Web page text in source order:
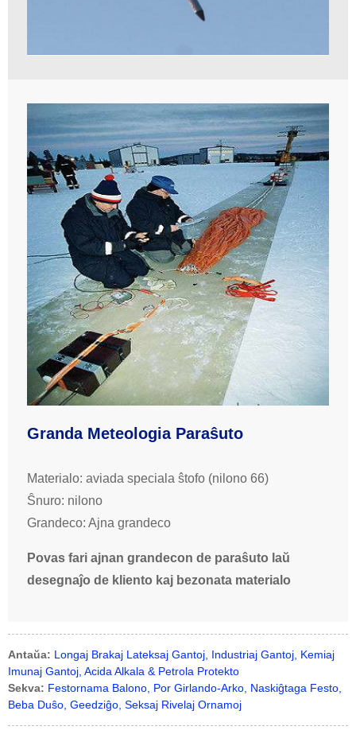
Granda Meteologia Paraŝuto
Materialo: aviada speciala ŝtofo (nilono 66)
Ŝnuro: nilono
Grandeco: Ajna grandeco
Povas fari ajnan grandecon de paraŝuto laŭ
desegnaĵo de kliento kaj bezonata materialo
Antaŭa: Longaj Brakaj Lateksaj Gantoj, Industriaj Gantoj, Kemiaj
Imunaj Gantoj, Acida Alkala & Petrola Protekto
Sekva: Festornama Balono, Por Girlando-Arko, Naskiĝtaga Festo,
Beba Duŝo, Geedziĝo, Seksaj Rivelaj Ornamoj